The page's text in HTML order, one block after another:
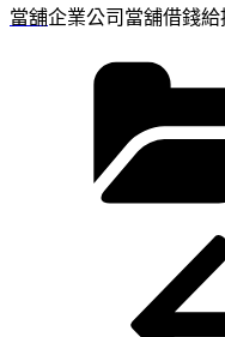
當舖企業公司當舖借錢給